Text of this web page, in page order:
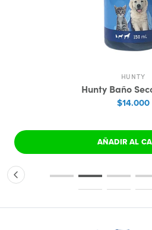
HUNTY
Hunty Baño
$14.000
AÑADIR AL